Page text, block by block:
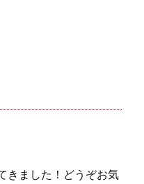
きました！どうぞお気